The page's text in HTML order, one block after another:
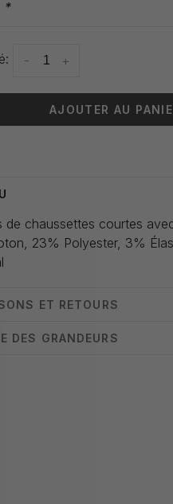
*
+
-
AJOUTER AU
de chaussettes courtes
23% Polyester, 3%
ET RETOURS
DES GRANDEURS